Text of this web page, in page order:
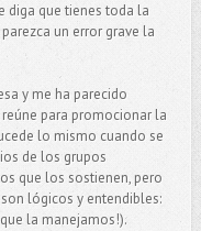
diga que tienes toda la
un error grave la
y me ha parecido
para promocionar la
lo mismo cuando se
de los grupos
que los sostienen, pero
lógicos y entendibles:
la manejamos!).